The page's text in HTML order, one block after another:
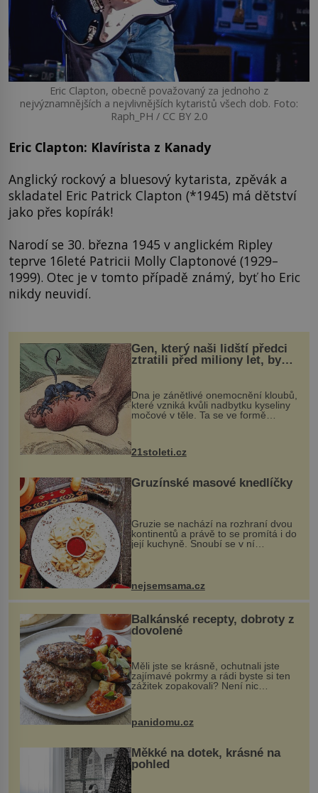
Eric Clapton, obecně považovaný za jednoho z
nejvýznamnějších a nejvlivnějších kytaristů všech dob. Foto:
Raph_PH / CC BY 2.0
Eric Clapton: Klavírista z Kanady
Anglický rockový a bluesový kytarista, zpěvák a
skladatel Eric Patrick Clapton (*1945) má dětství
jako přes kopírák!
Narodí se 30. března 1945 v anglickém Ripley
teprve 16leté Patricii Molly Claptonové (1929–
1999). Otec je v tomto případě známý, byť ho Eric
nikdy neuvidí.
Gen, který naši lidští předci
ztratili před miliony let, by
mohl pomoci s léčbou
„nemoci králů“
Dna je zánětlivé onemocnění kloubů,
které vzniká kvůli nadbytku kyseliny
močové v těle. Ta se ve formě
nohou, a způsobuje bole...
21stoleti.cz
Gruzínské masové knedlíčky
Gruzie se nachází na rozhraní dvou
kontinentů a právě to se promítá i do
její kuchyně. Snoubí se v ní
evropské a asijské chutě a díky tomu
vznikají rozmanité a chuťově bohaté
pokrmy, které rozhodně st...
nejsemsama.cz
Balkánské recepty, dobroty z
dovolené
Měli jste se krásně, ochutnali jste
zajímavé pokrmy a rádi byste si ten
zážitek zopakovali? Není nic
snazšího. Pljeskavica (10 porcí)
Možná jste ji ochutnali na dovolené v
bývalé Jugoslávii, lze ji vi...
panidomu.cz
Měkké na dotek, krásné na
pohled